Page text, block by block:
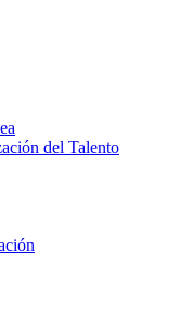
del Talento